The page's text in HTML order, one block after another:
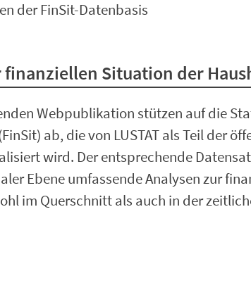
der FinSit-Datenbasis
finanziellen Situation der
Webpublikation stützen auf die
ab, die von LUSTAT als Teil der
wird. Der entsprechende
Ebene umfassende Analysen zur
im Querschnitt als auch in der